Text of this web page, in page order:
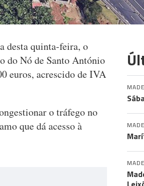
desta quinta-feira, o
do Nó de Santo António
euros, acrescido de IVA
o tráfego no
que dá acesso à